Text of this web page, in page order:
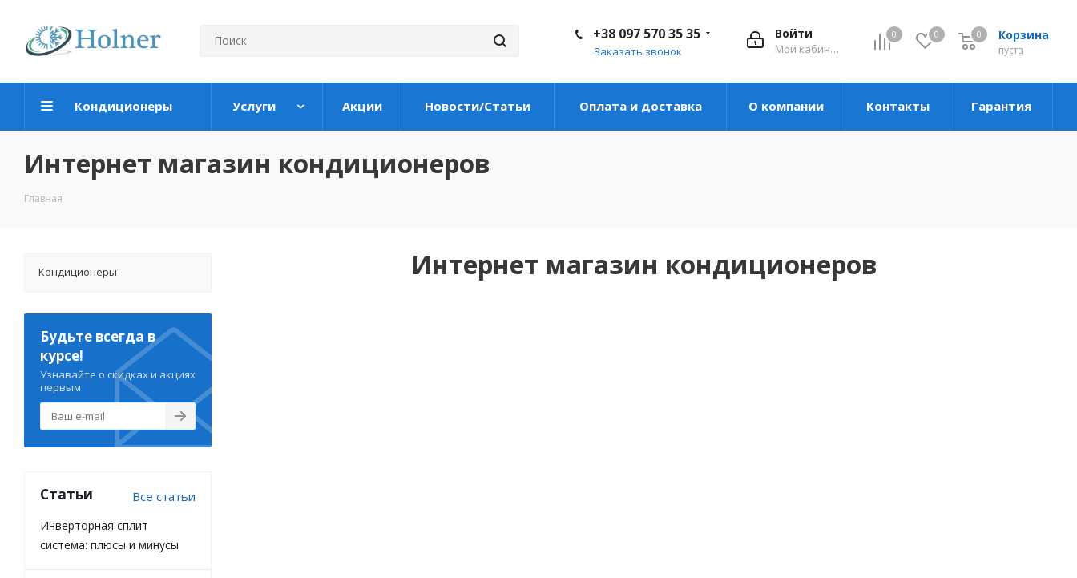
0 0 Корзина
пуста
0
Войти
Мой кабинет
+38 097 570 35 35
Заказать звонок
Кондиционеры Услуги Акции Новости/Статьи Оплата и доставка О компании Контакты Гарантия
Интернет магазин кондиционеров
Главная
Интернет магазин кондиционеров
Кондиционеры
Будьте всегда в
курсе!
Узнавайте о скидках и акциях
первым
Статьи Все статьи
Инверторная сплит
система: плюсы и минусы